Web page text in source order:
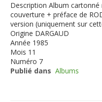
Description Album
couverture + préface de
version (uniquement sur
Origine DARGAUD
Année 1985
Mois 11
Numéro 7
Publié dans Albums